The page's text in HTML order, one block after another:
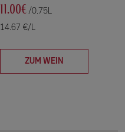
11.00€ /0.75L
14.67 €/L
ZUM WEIN